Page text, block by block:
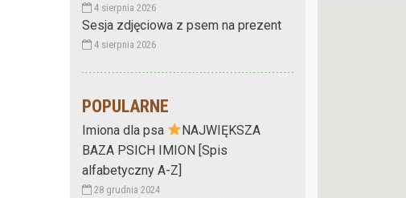
4 sierpnia 2026
Sesja zdjęciowa z psem na prezent
4 sierpnia 2026
POPULARNE
Imiona dla psa
NAJWIĘKSZA
BAZA PSICH IMION [Spis
alfabetyczny A-Z]
28 grudnia 2024